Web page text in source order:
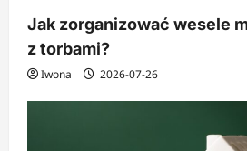
Jak zorganizować wesele
z torbami?
Iwona 2026-07-26